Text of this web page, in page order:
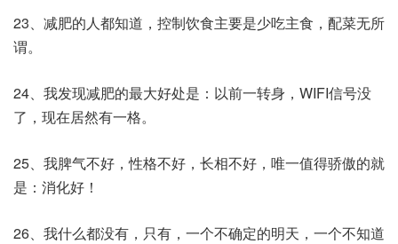
23、减肥的人都知道，控制饮食主要是少吃主食，配菜无所
谓。
24、我发现减肥的最大好处是：以前一转身，WIFI信号没
了，现在居然有一格。
25、我脾气不好，性格不好，长相不好，唯一值得骄傲的就
是：消化好！
26、我什么都没有，只有，一个不确定的明天，一个不知道